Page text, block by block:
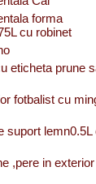
forma
cu robinet
eticheta prune
fotbalist cu
suport lemn0.5L
,pere in exterior